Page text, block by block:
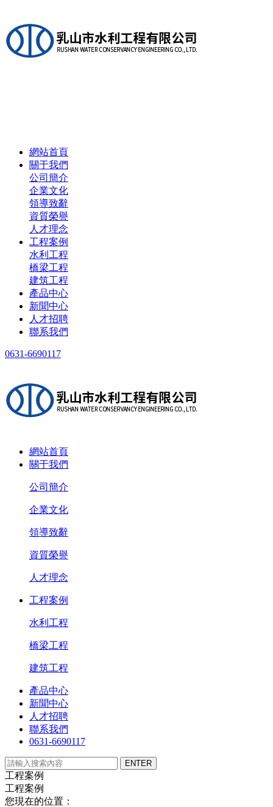
網站首頁
關于我們
公司簡介
企業文化
領導致辭
資質榮譽
人才理念
工程案例
水利工程
橋梁工程
建筑工程
產品中心
新聞中心
人才招聘
聯系我們
0631-6690117
網站首頁
關于我們
公司簡介
企業文化
領導致辭
資質榮譽
人才理念
工程案例
水利工程
橋梁工程
建筑工程
產品中心
新聞中心
人才招聘
聯系我們
0631-6690117
工程案例
工程案例
您現在的位置：